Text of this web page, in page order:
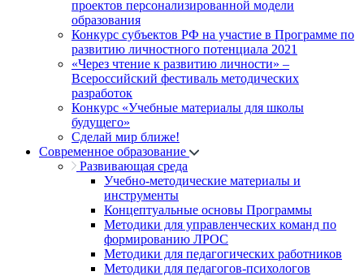
проектов персонализированной модели
образования
Конкурс субъектов РФ на участие в Программе по
развитию личностного потенциала 2021
«Через чтение к развитию личности» –
Всероссийский фестиваль методических
разработок
Конкурс «Учебные материалы для школы
будущего»
Сделай мир ближе!
Современное образование
Развивающая среда
Учебно-методические материалы и
инструменты
Концептуальные основы Программы
Методики для управленческих команд по
формированию ЛРОС
Методики для педагогических работников
Методики для педагогов-психологов